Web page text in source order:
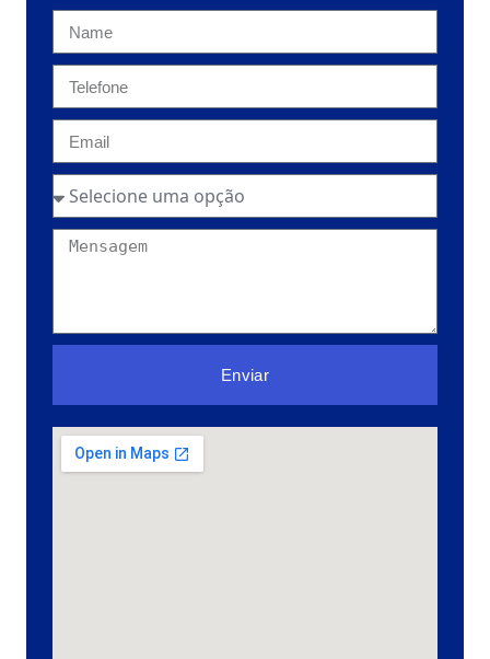
Enviar